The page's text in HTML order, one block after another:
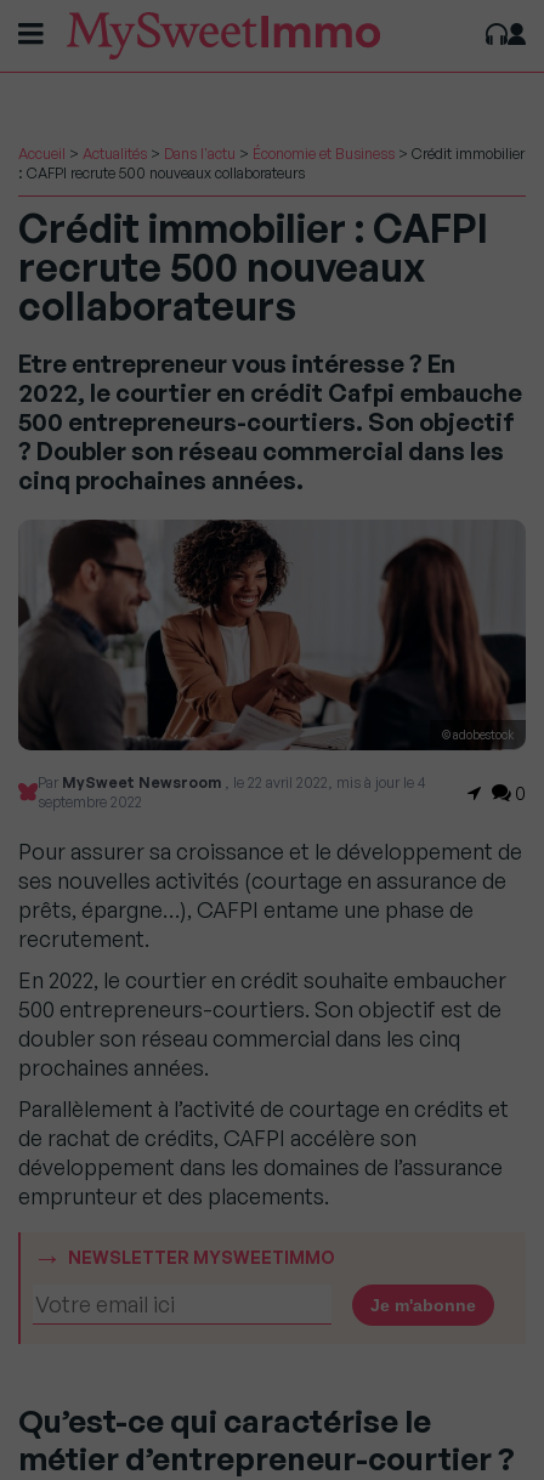
Accueil > Actualités > Dans l'actu > Économie et Business > Crédit immobilier
: CAFPI recrute 500 nouveaux collaborateurs
Crédit immobilier : CAFPI
recrute 500 nouveaux
collaborateurs
Etre entrepreneur vous intéresse ? En
2022, le courtier en crédit Cafpi embauche
500 entrepreneurs-courtiers. Son objectif
? Doubler son réseau commercial dans les
cinq prochaines années.
© adobestock
Par MySweet Newsroom , le 22 avril 2022, mis à jour le 4
septembre 2022
0
Pour assurer sa croissance et le développement de
ses nouvelles activités (courtage en assurance de
prêts, épargne…), CAFPI entame une phase de
recrutement.
En 2022, le courtier en crédit souhaite embaucher
500 entrepreneurs-courtiers. Son objectif est de
doubler son réseau commercial dans les cinq
prochaines années.
Parallèlement à l’activité de courtage en crédits et
de rachat de crédits, CAFPI accélère son
développement dans les domaines de l’assurance
emprunteur et des placements.
NEWSLETTER MYSWEETIMMO
Qu’est-ce qui caractérise le
métier d’entrepreneur-courtier ?